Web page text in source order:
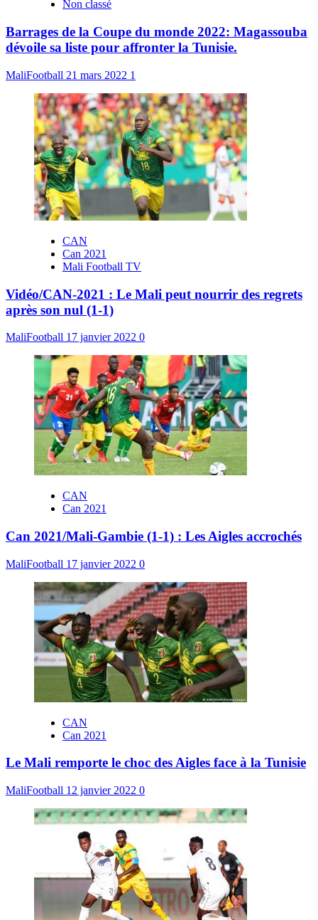
Non classé
Barrages de la Coupe du monde 2022: Magassouba
dévoile sa liste pour affronter la Tunisie.
MaliFootball 21 mars 2022 1
CAN
Can 2021
Mali Football TV
Vidéo/CAN-2021 : Le Mali peut nourrir des regrets
après son nul (1-1)
MaliFootball 17 janvier 2022 0
CAN
Can 2021
Can 2021/Mali-Gambie (1-1) : Les Aigles accrochés
MaliFootball 17 janvier 2022 0
CAN
Can 2021
Le Mali remporte le choc des Aigles face à la Tunisie
MaliFootball 12 janvier 2022 0